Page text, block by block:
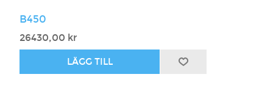
B450
26430,00 kr